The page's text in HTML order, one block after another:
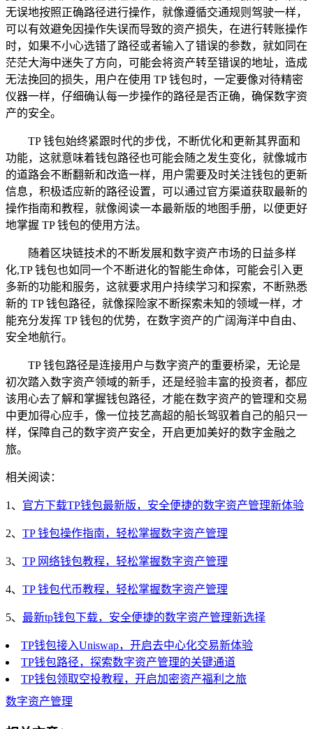
无误地按照正确路径进行操作，就像遵循交通规则驾驶一样，
可以有效避免因操作失误而导致的资产损失，在进行转账操作
时，如果不小心选错了路径或者输入了错误的参数，就如同在
茫茫大海中迷失了方向，可能会将资产转至错误的地址，造成
无法挽回的损失，用户在使用 TP 钱包时，一定要像对待精密
仪器一样，仔细确认每一步操作的路径是否正确，确保数字资
产的安全。
TP 钱包始终紧跟时代的步伐，不断优化和更新其界面和
功能，这就意味着钱包路径也可能会随之发生变化，就像城市
的道路会不断翻新和改造一样，用户需要及时关注钱包的更新
信息，积极适应新的路径设置，可以通过官方渠道获取最新的
操作指南和教程，就像阅读一本最新版的地图手册，以便更好
地掌握 TP 钱包的使用方法。
随着区块链技术的不断发展和数字资产市场的日益多样
化,TP 钱包也如同一个不断进化的智能生命体，可能会引入更
多新的功能和服务，这就要求用户持续学习和探索，不断熟悉
新的 TP 钱包路径，就像探险家不断探索未知的领域一样，才
能充分发挥 TP 钱包的优势，在数字资产的广阔海洋中自由、
安全地航行。
TP 钱包路径是连接用户与数字资产的重要桥梁，无论是
初次踏入数字资产领域的新手，还是经验丰富的投资者，都应
该用心去了解和掌握钱包路径，才能在数字资产的管理和交易
中更加得心应手，像一位技艺高超的船长驾驭着自己的船只一
样，保障自己的数字资产安全，开启更加美好的数字金融之
旅。
相关阅读：
1、 官方下载TP钱包最新版，安全便捷的数字资产管理新体验
2、 TP 钱包操作指南，轻松掌握数字资产管理
3、 TP 网络钱包教程，轻松掌握数字资产管理
4、 TP 钱包代币教程，轻松掌握数字资产管理
5、 最新tp钱包下载，安全便捷的数字资产管理新选择
TP钱包接入Uniswap，开启去中心化交易新体验
TP钱包路径，探索数字资产管理的关键通道
TP钱包领取空投教程，开启加密资产福利之旅
数字资产管理